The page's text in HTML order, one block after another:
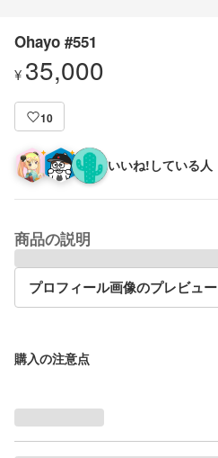
Ohayo #551
¥ 35,000
10
いいね!している人
商品の説明
プロフィール画像のプレビュー
購入の注意点